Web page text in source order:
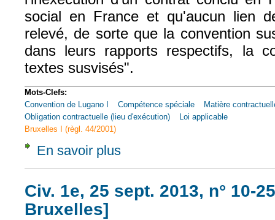
social en France et qu'aucun lien
relevé, de sorte que la convention
dans leurs rapports respectifs, la
textes susvisés".
Mots-Clefs:
Convention de Lugano I
Compétence spéciale
Matière
Obligation contractuelle (lieu d'exécution)
Loi applicable
Bruxelles I (règl. 44/2001)
En savoir plus
Civ. 1e, 25 sept. 2013, n° 10-
Bruxelles]